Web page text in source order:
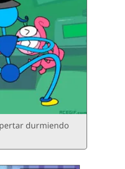
durmiendo